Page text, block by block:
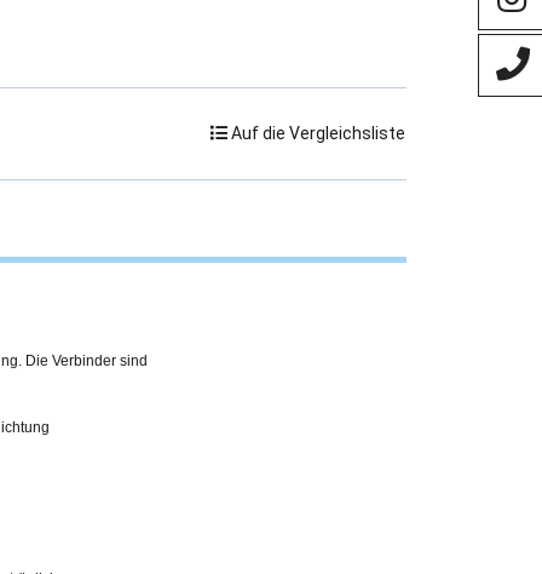
Auf die Vergleichsliste
Die Verbinder sind